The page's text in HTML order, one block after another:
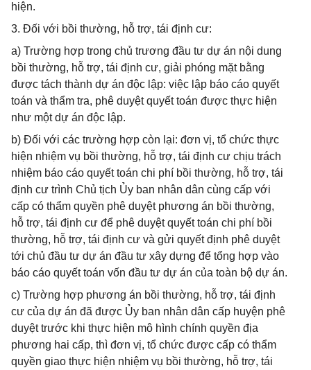
hiện.
3. Đối với bồi thường, hỗ trợ, tái định cư:
a) Trường hợp trong chủ trương đầu tư dự án nội dung
bồi thường, hỗ trợ, tái định cư, giải phóng mặt bằng
được tách thành dự án độc lập: việc lập báo cáo quyết
toán và thẩm tra, phê duyệt quyết toán được thực hiện
như một dự án độc lập.
b) Đối với các trường hợp còn lại: đơn vị, tổ chức thực
hiện nhiệm vụ bồi thường, hỗ trợ, tái định cư chịu trách
nhiệm báo cáo quyết toán chi phí bồi thường, hỗ trợ, tái
định cư trình Chủ tịch Ủy ban nhân dân cùng cấp với
cấp có thẩm quyền phê duyệt phương án bồi thường,
hỗ trợ, tái định cư để phê duyệt quyết toán chi phí bồi
thường, hỗ trợ, tái định cư và gửi quyết định phê duyệt
tới chủ đầu tư dự án đầu tư xây dựng để tổng hợp vào
báo cáo quyết toán vốn đầu tư dự án của toàn bộ dự án.
c) Trường hợp phương án bồi thường, hỗ trợ, tái định
cư của dự án đã được Ủy ban nhân dân cấp huyện phê
duyệt trước khi thực hiện mô hình chính quyền địa
phương hai cấp, thì đơn vị, tổ chức được cấp có thẩm
quyền giao thực hiện nhiệm vụ bồi thường, hỗ trợ, tái